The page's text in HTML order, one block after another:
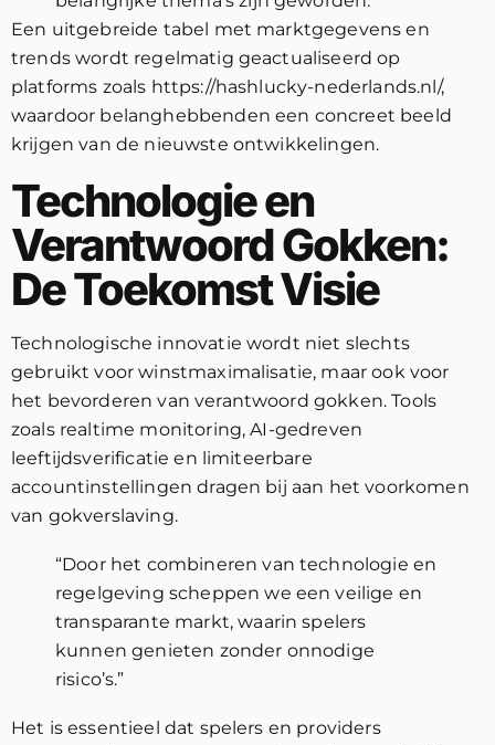
Een uitgebreide tabel met marktgegevens en
trends wordt regelmatig geactualiseerd op
platforms zoals https://hashlucky-nederlands.nl/,
waardoor belanghebbenden een concreet beeld
krijgen van de nieuwste ontwikkelingen.
Technologie en
Verantwoord Gokken:
De Toekomst Visie
Technologische innovatie wordt niet slechts
gebruikt voor winstmaximalisatie, maar ook voor
het bevorderen van verantwoord gokken. Tools
zoals realtime monitoring, AI-gedreven
leeftijdsverificatie en limiteerbare
accountinstellingen dragen bij aan het voorkomen
van gokverslaving.
“Door het combineren van technologie en
regelgeving scheppen we een veilige en
transparante markt, waarin spelers
kunnen genieten zonder onnodige
risico’s.”
Het is essentieel dat spelers en providers